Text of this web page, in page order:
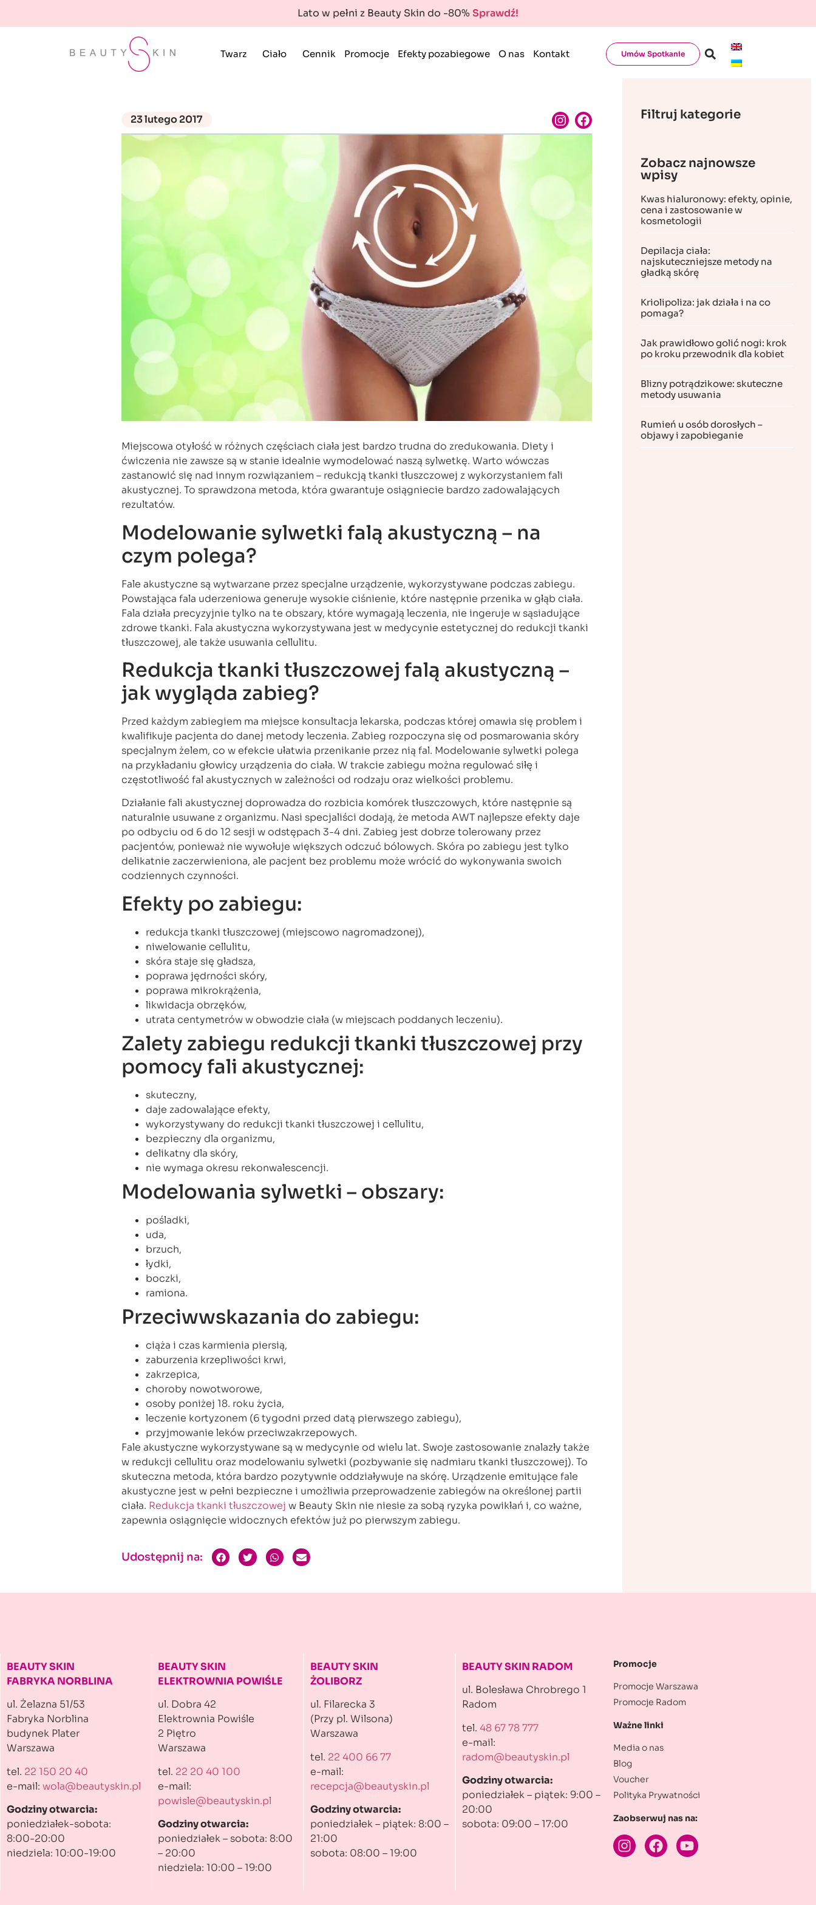
Lato w pełni z Beauty Skin do -80% Sprawdź!
Twarz Ciało Cennik Promocje Efekty pozabiegowe O nas Kontakt Umów Spotkanie
23 lutego 2017
Miejscowa otyłość w różnych częściach ciała jest bardzo trudna do zredukowania. Diety i
ćwiczenia nie zawsze są w stanie idealnie wymodelować naszą sylwetkę. Warto wówczas
zastanowić się nad innym rozwiązaniem – redukcją tkanki tłuszczowej z wykorzystaniem fali
akustycznej. To sprawdzona metoda, która gwarantuje osiągniecie bardzo zadowalających
rezultatów.
Modelowanie sylwetki falą akustyczną – na
czym polega?
Fale akustyczne są wytwarzane przez specjalne urządzenie, wykorzystywane podczas zabiegu.
Powstająca fala uderzeniowa generuje wysokie ciśnienie, które następnie przenika w głąb ciała.
Fala działa precyzyjnie tylko na te obszary, które wymagają leczenia, nie ingeruje w sąsiadujące
zdrowe tkanki. Fala akustyczna wykorzystywana jest w medycynie estetycznej do redukcji tkanki
tłuszczowej, ale także usuwania cellulitu.
Redukcja tkanki tłuszczowej falą akustyczną –
jak wygląda zabieg?
Przed każdym zabiegiem ma miejsce konsultacja lekarska, podczas której omawia się problem i
kwalifikuje pacjenta do danej metody leczenia. Zabieg rozpoczyna się od posmarowania skóry
specjalnym żelem, co w efekcie ułatwia przenikanie przez nią fal. Modelowanie sylwetki polega
na przykładaniu głowicy urządzenia do ciała. W trakcie zabiegu można regulować siłę i
częstotliwość fal akustycznych w zależności od rodzaju oraz wielkości problemu.
Działanie fali akustycznej doprowadza do rozbicia komórek tłuszczowych, które następnie są
naturalnie usuwane z organizmu. Nasi specjaliści dodają, że metoda AWT najlepsze efekty daje
po odbyciu od 6 do 12 sesji w odstępach 3-4 dni. Zabieg jest dobrze tolerowany przez
pacjentów, ponieważ nie wywołuje większych odczuć bólowych. Skóra po zabiegu jest tylko
delikatnie zaczerwieniona, ale pacjent bez problemu może wrócić do wykonywania swoich
codziennych czynności.
Efekty po zabiegu:
redukcja tkanki tłuszczowej (miejscowo nagromadzonej),
niwelowanie cellulitu,
skóra staje się gładsza,
poprawa jędrności skóry,
poprawa mikrokrążenia,
likwidacja obrzęków,
utrata centymetrów w obwodzie ciała (w miejscach poddanych leczeniu).
Zalety zabiegu redukcji tkanki tłuszczowej przy
pomocy fali akustycznej:
skuteczny,
daje zadowalające efekty,
wykorzystywany do redukcji tkanki tłuszczowej i cellulitu,
bezpieczny dla organizmu,
delikatny dla skóry,
nie wymaga okresu rekonwalescencji.
Modelowania sylwetki – obszary:
pośladki,
uda,
brzuch,
łydki,
boczki,
ramiona.
Przeciwwskazania do zabiegu:
ciąża i czas karmienia piersią,
zaburzenia krzepliwości krwi,
zakrzepica,
choroby nowotworowe,
osoby poniżej 18. roku życia,
leczenie kortyzonem (6 tygodni przed datą pierwszego zabiegu),
przyjmowanie leków przeciwzakrzepowych.
Fale akustyczne wykorzystywane są w medycynie od wielu lat. Swoje zastosowanie znalazły także
w redukcji cellulitu oraz modelowaniu sylwetki (pozbywanie się nadmiaru tkanki tłuszczowej). To
skuteczna metoda, która bardzo pozytywnie oddziaływuje na skórę. Urządzenie emitujące fale
akustyczne jest w pełni bezpieczne i umożliwia przeprowadzenie zabiegów na określonej partii
ciała. Redukcja tkanki tłuszczowej w Beauty Skin nie niesie za sobą ryzyka powikłań i, co ważne,
zapewnia osiągnięcie widocznych efektów już po pierwszym zabiegu.
Udostępnij na:
Filtruj kategorie
Zobacz najnowsze
wpisy
Kwas hialuronowy: efekty, opinie,
cena i zastosowanie w
kosmetologii
Depilacja ciała:
najskuteczniejsze metody na
gładką skórę
Kriolipoliza: jak działa i na co
pomaga?
Jak prawidłowo golić nogi: krok
po kroku przewodnik dla kobiet
Blizny potrądzikowe: skuteczne
metody usuwania
Rumień u osób dorosłych –
objawy i zapobieganie
BEAUTY SKIN
FABRYKA NORBLINA
ul. Żelazna 51/53
Fabryka Norblina
budynek Plater
Warszawa
tel. 22 150 20 40
e-mail: wola@beautyskin.pl
Godziny otwarcia:
poniedziałek-sobota:
8:00-20:00
niedziela: 10:00-19:00
BEAUTY SKIN
ELEKTROWNIA POWIŚLE
ul. Dobra 42
Elektrownia Powiśle
2 Piętro
Warszawa
tel. 22 20 40 100
e-mail:
powisle@beautyskin.pl
Godziny otwarcia:
poniedziałek – sobota: 8:00
– 20:00
niedziela: 10:00 – 19:00
BEAUTY SKIN
ŻOLIBORZ
ul. Filarecka 3
(Przy pl. Wilsona)
Warszawa
tel. 22 400 66 77
e-mail:
recepcja@beautyskin.pl
Godziny otwarcia:
poniedziałek – piątek: 8:00 –
21:00
sobota: 08:00 – 19:00
BEAUTY SKIN RADOM
ul. Bolesława Chrobrego 1
Radom
tel. 48 67 78 777
e-mail:
radom@beautyskin.pl
Godziny otwarcia:
poniedziałek – piątek: 9:00 –
20:00
sobota: 09:00 – 17:00
Promocje
Promocje Warszawa
Promocje Radom
Ważne linki
Media o nas
Blog
Voucher
Polityka Prywatności
Zaobserwuj nas na: